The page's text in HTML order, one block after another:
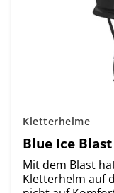
Kletterhelme
Blue Ice Blast
Mit dem Blast
Kletterhelm auf